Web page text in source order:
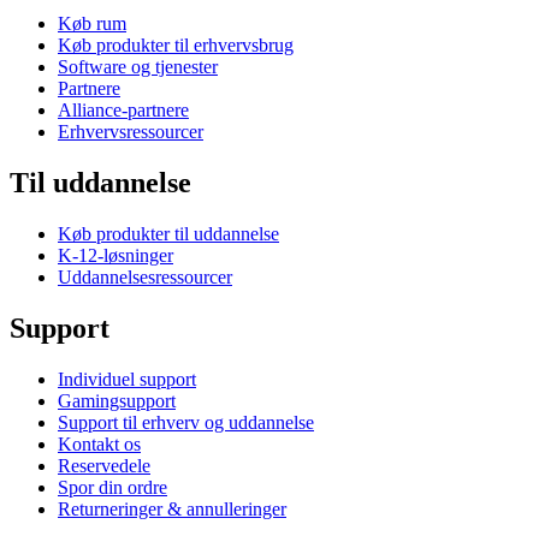
Køb rum
Køb produkter til erhvervsbrug
Software og tjenester
Partnere
Alliance-partnere
Erhvervsressourcer
Til uddannelse
Køb produkter til uddannelse
K-12-løsninger
Uddannelsesressourcer
Support
Individuel support
Gamingsupport
Support til erhverv og uddannelse
Kontakt os
Reservedele
Spor din ordre
Returneringer & annulleringer